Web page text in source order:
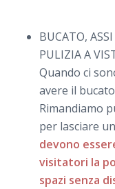
BUCATO,
PULIZIA A
Quando ci
avere il
Rimandiamo
per lasciare
devono
visitatori la
spazi senza